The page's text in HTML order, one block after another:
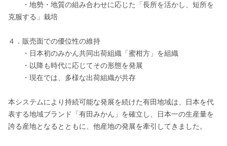
・地勢・地質の組み合わせに応じた「長所を活かし、短所を
克服する」栽培
４．販売面での優位性の維持
・日本初のみかん共同出荷組織「蜜柑方」を組織
・以降も時代に応じてその形態を発展
・現在では、多様な出荷組織が共存
本システムにより持続可能な発展を続けた有田地域は、日本を代
表する地域ブランド「有田みかん」を確立し、日本一の生産量を
誇る産地となるとともに、他産地の発展を牽引してきました。